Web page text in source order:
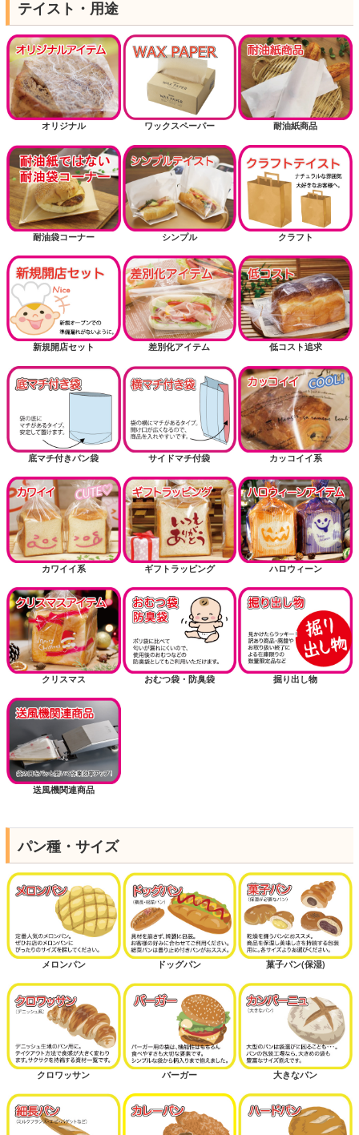
テイスト・用途
オリジナル ワックスペーパー 耐油紙商品
耐油袋コーナー シンプル クラフト
新規開店セット 差別化アイテム 低コスト追求
底マチ付きパン袋 サイドマチ付袋 カッコイイ系
カワイイ系 ギフトラッピング ハロウィーン
クリスマス おむつ袋・防臭袋 掘り出し物
送風機関連商品
パン種・サイズ
メロンパン ドッグパン 菓子パン(保湿)
クロワッサン バーガー 大きなパン